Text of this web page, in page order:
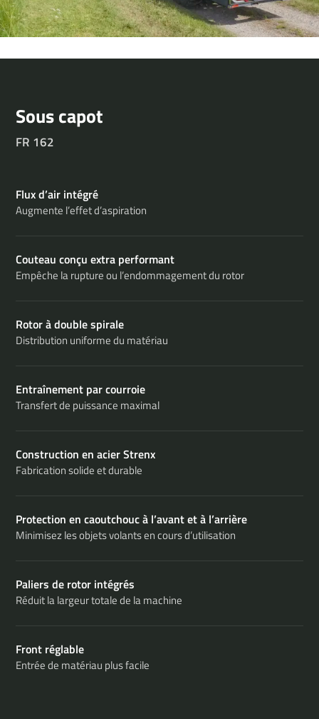
Sous capot
FR 162
Flux d’air intégré
Augmente l’effet d’aspiration
Couteau conçu extra performant
Empêche la rupture ou l’endommagement du rotor
Rotor à double spirale
Distribution uniforme du matériau
Entraînement par courroie
Transfert de puissance maximal
Construction en acier Strenx
Fabrication solide et durable
Protection en caoutchouc à l’avant et à l’arrière
Minimisez les objets volants en cours d’utilisation
Paliers de rotor intégrés
Réduit la largeur totale de la machine
Front réglable
Entrée de matériau plus facile